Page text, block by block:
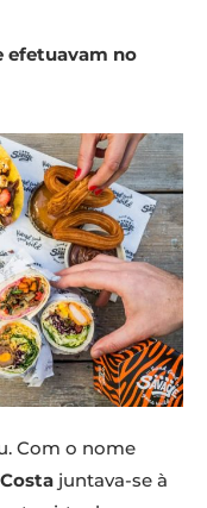
efetuavam no
Com o nome
juntava-se à